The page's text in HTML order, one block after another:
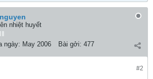
nhiệt huyết
ngày: May 2006 Bài gởi: 477
#2